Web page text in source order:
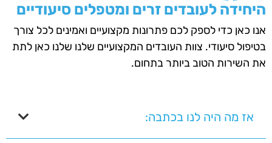
היחידה לעובדים זרים ומטפלים סיעודיים
אנו כאן כדי לספק לכם פתרונות מקצועיים ואמינים לכל צורך
בטיפול סיעודי. צוות העובדים המקצועיים שלנו שלנו כאן לתת
את השירות הטוב ביותר בתחום.
אז מה היה לנו בכתבה: